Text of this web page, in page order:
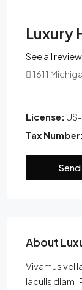
Luxury
See all
1611
License:
Tax Number:
About
Vivamus vel
iaculis diam.